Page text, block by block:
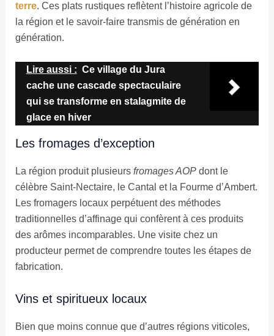
terre. Ces plats rustiques reflètent l’histoire agricole de
la région et le savoir-faire transmis de génération en
génération.
Lire aussi : Ce village du Jura
cache une cascade spectaculaire
qui se transforme en stalagmite de
glace en hiver
Les fromages d’exception
La région produit plusieurs fromages AOPdont le
célèbre Saint-Nectaire, le Cantal et la Fourme d’Ambert.
Les fromagers locaux perpétuent des méthodes
traditionnelles d’affinage qui confèrent à ces produits
des arômes incomparables. Une visite chez un
producteur permet de comprendre toutes les étapes de
fabrication.
Vins et spiritueux locaux
Bien que moins connue que d’autres régions viticoles,